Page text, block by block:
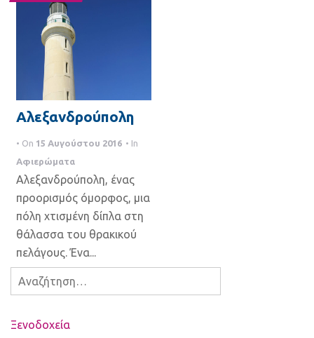
Αλεξανδρούπολη
• On 15 Αυγούστου 2016 • In
Αφιερώματα
Αλεξανδρούπολη, ένας
προορισμός όμορφος, μια
πόλη χτισμένη δίπλα στη
θάλασσα του θρακικού
πελάγους. Ένα...
Αναζήτηση
για:
Ξενοδοχεία